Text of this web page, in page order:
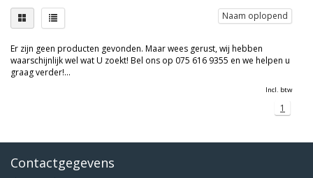
Naam oplopend
Er zijn geen producten gevonden. Maar wees gerust, wij hebben
waarschijnlijk wel wat U zoekt! Bel ons op 075 616 9355 en we helpen u
graag verder!...
Incl. btw
1
Contactgegevens